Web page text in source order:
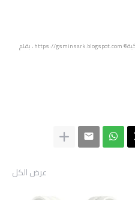
جميع الحقوق محفوظة لموقع عالم الهواتف الذكية® https://gsminsark.blogspot.com ، بقلم
عرض الكل